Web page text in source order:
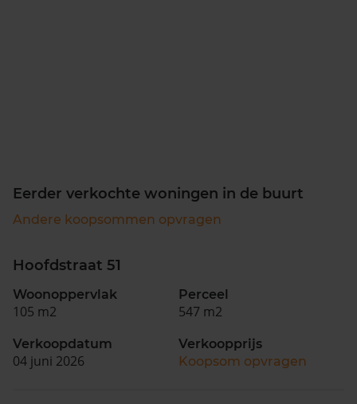
Eerder verkochte woningen in de buurt
Andere koopsommen opvragen
Hoofdstraat 51
Woonoppervlak
105 m2
Perceel
547 m2
Verkoopdatum
04 juni 2026
Verkoopprijs
Koopsom opvragen